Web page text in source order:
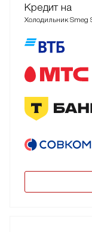
Кредит на
Холодильник Smeg